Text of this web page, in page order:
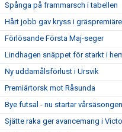
Spånga på frammarsch i tabellen
Hårt jobb gav kryss i
Förlösande Första Maj-seger
Lindhagen snäppet för starkt i
Ny uddamålsförlust i Ursvik
Premiärtorsk mot Råsunda
Bye futsal - nu startar
Sjätte raka ger avancemang i